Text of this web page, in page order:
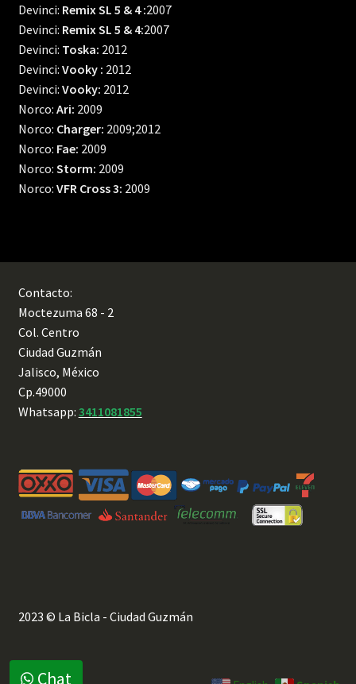
Devinci: Remix SL 5 & 4 :2007
Devinci: Remix SL 5 & 4:2007
Devinci: Toska: 2012
Devinci: Vooky : 2012
Devinci: Vooky: 2012
Norco: Ari: 2009
Norco: Charger: 2009;2012
Norco: Fae: 2009
Norco: Storm: 2009
Norco: VFR Cross 3: 2009
Contacto:
Moctezuma 68 - 2
Col. Centro
Ciudad Guzmán
Jalisco, México
Cp.49000
Whatsapp: 3411081855
2023 © La Bicla - Ciudad Guzmán
Chat